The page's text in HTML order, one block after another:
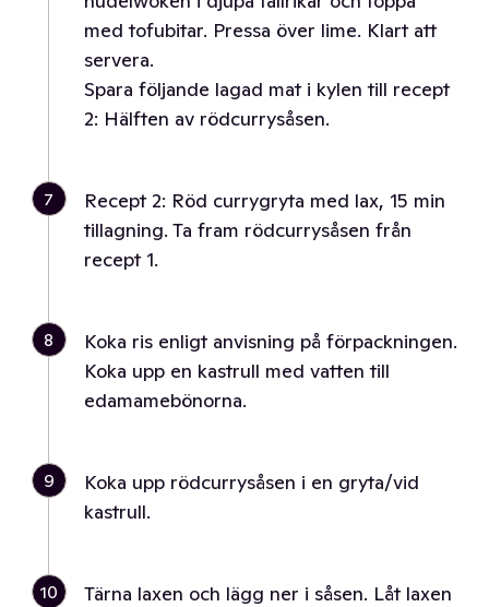
med tofubitar. Pressa över lime. Klart att
servera.
Spara följande lagad mat i kylen till recept
2: Hälften av rödcurrysåsen.
7
Recept 2: Röd currygryta med lax, 15 min
tillagning. Ta fram rödcurrysåsen från
recept 1.
8
Koka ris enligt anvisning på förpackningen.
Koka upp en kastrull med vatten till
edamamebönorna.
9
Koka upp rödcurrysåsen i en gryta/vid
kastrull.
10
Tärna laxen och lägg ner i såsen. Låt laxen